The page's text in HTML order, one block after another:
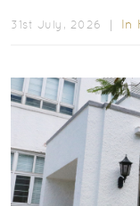
31st July, 2026 ｜ In